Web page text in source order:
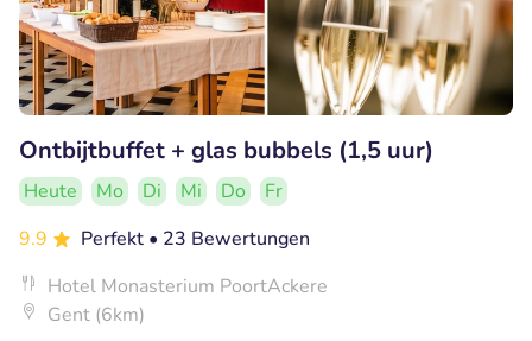
Ontbijtbuffet + glas bubbels (1,5 uur)
Heute Mo Di Mi Do
Fr
9.9
Perfekt • 23 Bewertungen
Hotel Monasterium PoortAckere
Gent (6km)